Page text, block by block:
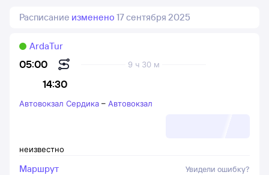
Расписание изменено 17 сентября 2025
05:00
14:30
9 ч 30 м
ArdaTur
неизвестно
Автовокзал Сердика – Автовокзал
Маршрут Увидели ошибку?